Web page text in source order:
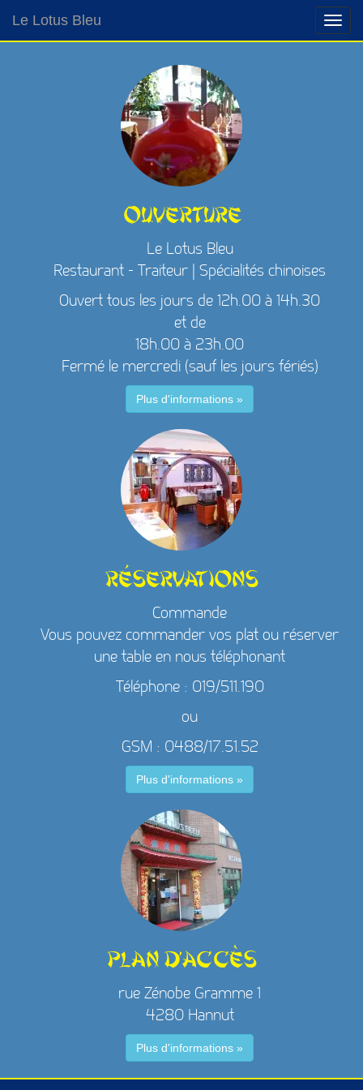
Le Lotus Bleu
Ouverture
Le Lotus Bleu
Restaurant - Traiteur | Spécialités chinoises
Ouvert tous les jours de 12h.00 à 14h.30
et de
18h.00 à 23h.00
Fermé le mercredi (sauf les jours fériés)
Plus d'informations »
Réservations
Commande
Vous pouvez commander vos plat ou réserver
une table en nous téléphonant
Téléphone : 019/511.190
ou
GSM : 0488/17.51.52
Plus d'informations »
Plan d'accès
rue Zénobe Gramme 1
4280 Hannut
Plus d'informations »